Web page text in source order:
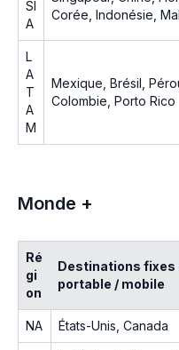
SI
A
Corée, Indonésie,
L
A
T
A
M
Mexique, Brésil,
Colombie, Porto Rico
Monde +
Ré
gi
on
Destinations fixes
portable / mobile
NA États-Unis, Canada